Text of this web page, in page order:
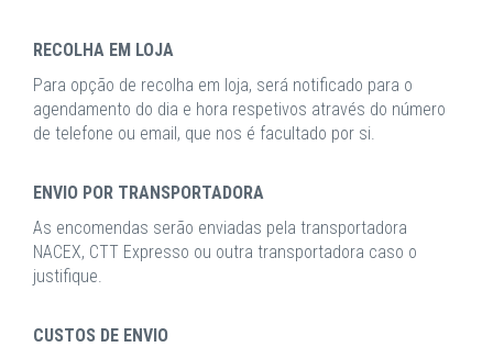
RECOLHA EM LOJA
Para opção de recolha em loja, será notificado para o
agendamento do dia e hora respetivos através do número
de telefone ou email, que nos é facultado por si.
ENVIO POR TRANSPORTADORA
As encomendas serão enviadas pela transportadora
NACEX, CTT Expresso ou outra transportadora caso o
justifique.
CUSTOS DE ENVIO